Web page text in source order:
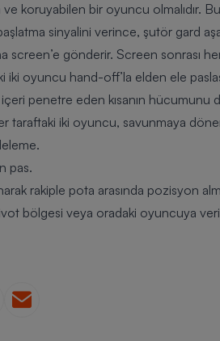
koruyabilen bir oyuncu olmalıdır.
sinyalini verince, şutör gard
screen’e gönderir. Screen sonrası
iki oyuncu hand-off’la elden ele
penetre eden kısanın
taraftaki iki oyuncu, savunmaya
pas.
rakiple pota arasında pozisyon
bölgesi veya oradaki oyuncuya